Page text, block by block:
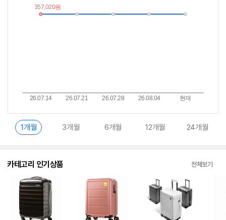
이
란?
1개월 3개월 6개월 12개월 24개월
카테고리 인기상품 전체보기